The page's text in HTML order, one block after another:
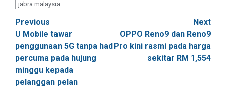
jabra malaysia
Post
navigation
Previous
U Mobile tawar
penggunaan 5G tanpa had
percuma pada hujung
minggu kepada
pelanggan pelan
Next
OPPO Reno9 dan Reno9
Pro kini rasmi pada harga
sekitar RM 1,554